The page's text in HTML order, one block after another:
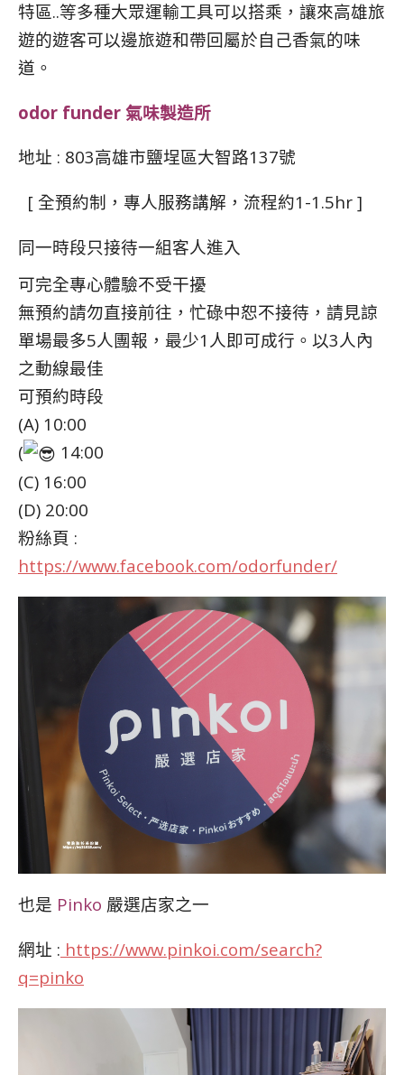
特區..等多種大眾運輸工具可以搭乘，讓來高雄旅
遊的遊客可以邊旅遊和帶回屬於自己香氣的味
道。
odor funder 氣味製造所
地址 : 803高雄市鹽埕區大智路137號
[ 全預約制，專人服務講解，流程約1-1.5hr ]
同一時段只接待一組客人進入
可完全專心體驗不受干擾
無預約請勿直接前往，忙碌中恕不接待，請見諒
單場最多5人團報，最少1人即可成行。以3人內
之動線最佳
可預約時段
(A) 10:00
(
14:00
(C) 16:00
(D) 20:00
粉絲頁 :
https://www.facebook.com/odorfunder/
也是 Pinko 嚴選店家之一
網址 : https://www.pinkoi.com/search?
q=pinko